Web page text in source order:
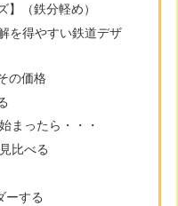
（鉄分軽め）
を得やすい鉄道デザ
の価格
まったら・・・
比べる
する